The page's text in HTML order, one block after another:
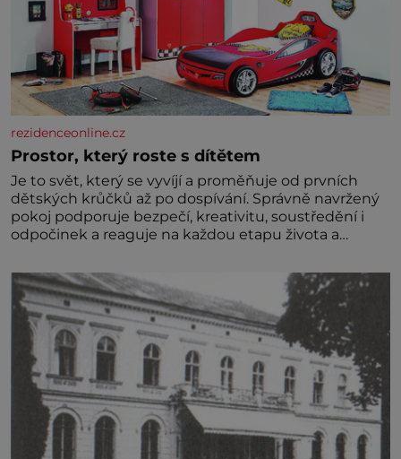
rezidenceonline.cz
Prostor, který roste s dítětem
Je to svět, který se vyvíjí a proměňuje od prvních
dětských krůčků až po dospívání. Správně navržený
pokoj podporuje bezpečí, kreativitu, soustředění i
odpočinek a reaguje na každou etapu života a
jednoduchost, měkkost a bezpečí, proto by pokoj
miminka měl působit především klidně a útulně.
Předškolní věk je